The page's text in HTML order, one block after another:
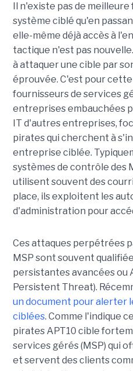
Il n'existe pas de
système ciblé qu'en
elle-même déjà accès à
tactique n'est pas
à attaquer une cible par
éprouvée. C'est pour cette
fournisseurs de services
entreprises embauchées
IT d'autres entreprises,
pirates qui cherchent à
entreprise ciblée.
systèmes de contrôle des
utilisent souvent des
place, ils exploitent les
d'administration pour
Ces attaques perpétrées
MSP sont souvent
persistantes avancées ou
Persistent Threat).
un document pour alerter
ciblées. Comme l'indique
pirates APT10 cible
services gérés (MSP) qui
et servent des clients